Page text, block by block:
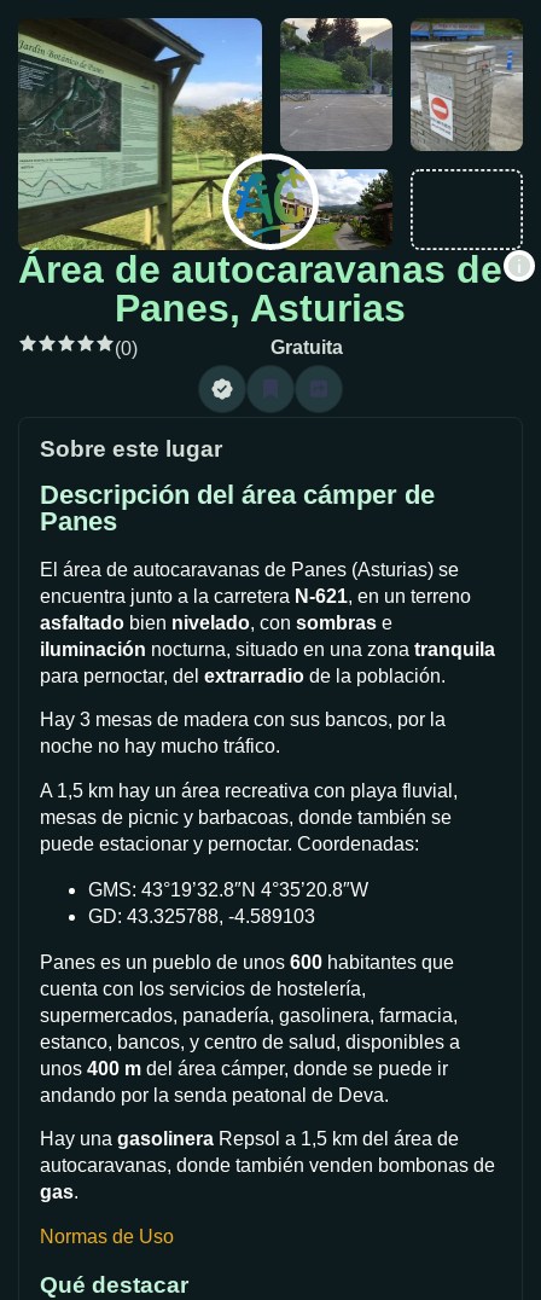
Área de autocaravanas de
Panes, Asturias
(0) Gratuita
Sobre este lugar
Descripción del área cámper de
Panes
El área de autocaravanas de Panes (Asturias) se
encuentra junto a la carretera N-621, en un terreno
asfaltado bien nivelado, con sombras e
iluminación nocturna, situado en una zona tranquila
para pernoctar, del extrarradio de la población.
Hay 3 mesas de madera con sus bancos, por la
noche no hay mucho tráfico.
A 1,5 km hay un área recreativa con playa fluvial,
mesas de picnic y barbacoas, donde también se
puede estacionar y pernoctar. Coordenadas:
GMS: 43°19’32.8″N 4°35’20.8″W
GD: 43.325788, -4.589103
Panes es un pueblo de unos 600 habitantes que
cuenta con los servicios de hostelería,
supermercados, panadería, gasolinera, farmacia,
estanco, bancos, y centro de salud, disponibles a
unos 400 m del área cámper, donde se puede ir
andando por la senda peatonal de Deva.
Hay una gasolinera Repsol a 1,5 km del área de
autocaravanas, donde también venden bombonas de
gas.
Normas de Uso
Qué destacar